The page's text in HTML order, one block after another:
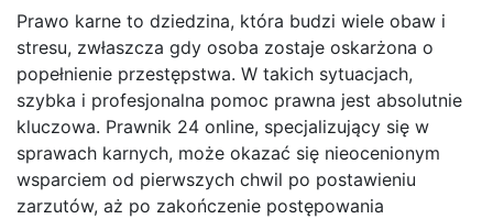
Prawo karne to dziedzina, która budzi wiele obaw i
stresu, zwłaszcza gdy osoba zostaje oskarżona o
popełnienie przestępstwa. W takich sytuacjach,
szybka i profesjonalna pomoc prawna jest absolutnie
kluczowa. Prawnik 24 online, specjalizujący się w
sprawach karnych, może okazać się nieocenionym
wsparciem od pierwszych chwil po postawieniu
zarzutów, aż po zakończenie postępowania